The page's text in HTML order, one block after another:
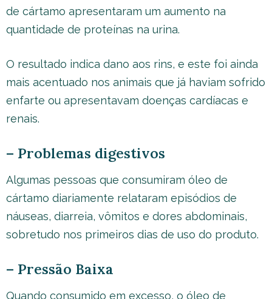
de cártamo apresentaram um aumento na
quantidade de proteínas na urina.
O resultado indica dano aos rins, e este foi ainda
mais acentuado nos animais que já haviam sofrido
enfarte ou apresentavam doenças cardíacas e
renais.
– Problemas digestivos
Algumas pessoas que consumiram óleo de
cártamo diariamente relataram episódios de
náuseas, diarreia, vômitos e dores abdominais,
sobretudo nos primeiros dias de uso do produto.
– Pressão Baixa
Quando consumido em excesso, o óleo de